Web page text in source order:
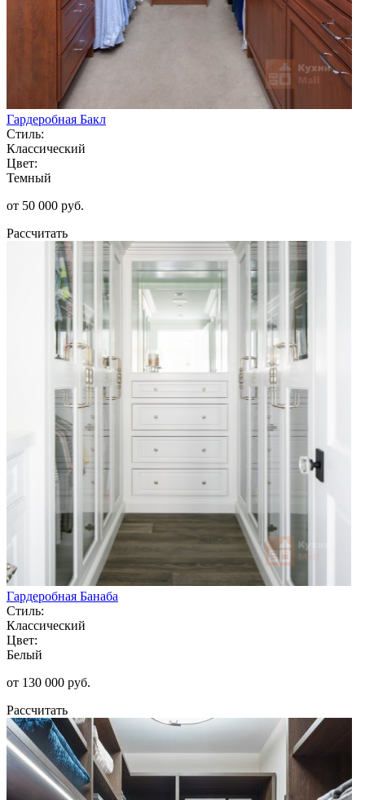
Гардеробная Бакл
Стиль:
Классический
Цвет:
Темный
от 50 000 руб.
Рассчитать
Гардеробная Банаба
Стиль:
Классический
Цвет:
Белый
от 130 000 руб.
Рассчитать